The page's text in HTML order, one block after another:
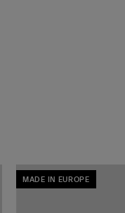
MADE IN EUROPE